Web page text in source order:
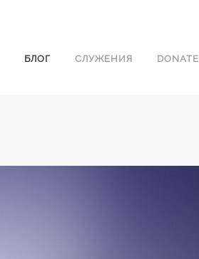
БЛОГ СЛУЖЕНИЯ DONATE